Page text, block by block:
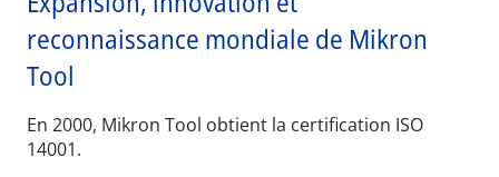
reconnaissance mondiale de Mikron
Tool
En 2000, Mikron Tool obtient la certification ISO
14001.